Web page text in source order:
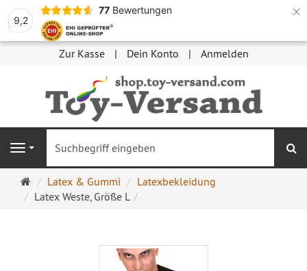
9,2
77 Bewertungen ×
Zur Kasse Dein Konto Anmelden
Navigation
Startseite
Latex & Gummi
Latexbekleidung
Latex Weste, Größe L